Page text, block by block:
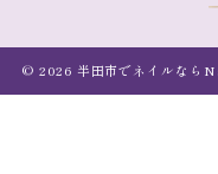
© 2026 半田市でネイルな